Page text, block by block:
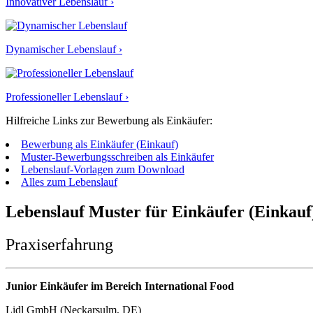
Dynamischer Lebenslauf ›
Professioneller Lebenslauf ›
Hilfreiche Links zur Bewerbung als Einkäufer:
Bewerbung als Einkäufer (Einkauf)
Muster-Bewerbungsschreiben als Einkäufer
Lebenslauf-Vorlagen zum Download
Alles zum Lebenslauf
Lebenslauf Muster für Einkäufer
Praxiserfahrung
Junior Einkäufer im Bereich International Food
Lidl GmbH (Neckarsulm, DE)